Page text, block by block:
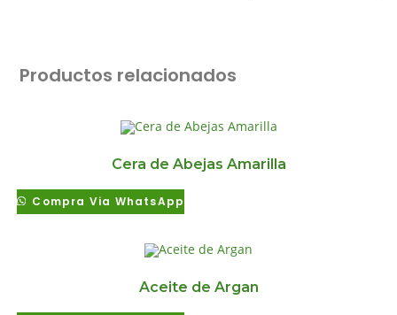
Productos relacionados
Cera de Abejas Amarilla
Compra Via WhatsApp
Aceite de Argan